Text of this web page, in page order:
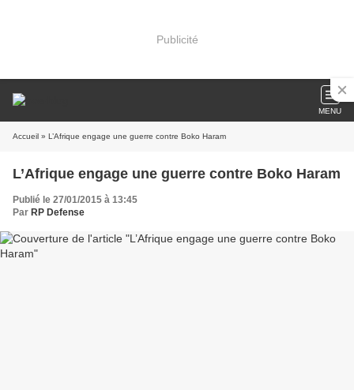
Publicité
MENU
Accueil » L’Afrique engage une guerre contre Boko Haram
L’Afrique engage une guerre contre Boko Haram
Publié le 27/01/2015 à 13:45
Par RP Defense